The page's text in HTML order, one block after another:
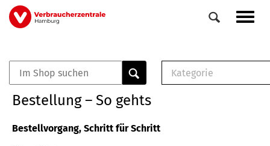
Direkt
zum
Veranstaltungen
0
Elemente
Kategorie
Bestellung – So gehts
Bestellvorgang, Schritt für Schritt